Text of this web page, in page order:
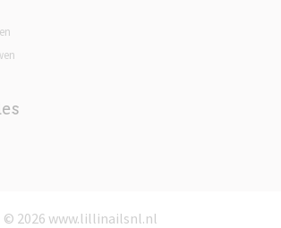
© 2026 www.lillinailsnl.nl